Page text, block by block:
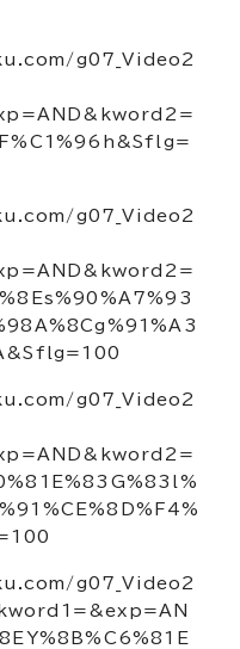
g07_Video2
g07_Video2
g07_Video2
g07_Video2